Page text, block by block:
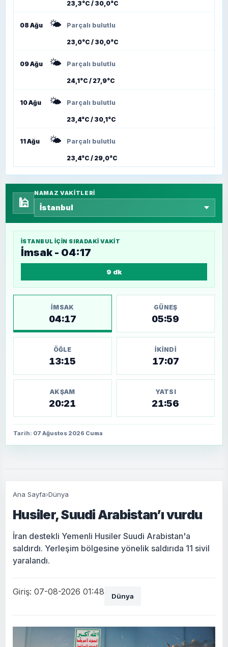
23,3°C / 30,0°C
08 Ağu 🌤️ Parçalı bulutlu
23,0°C / 30,0°C
09 Ağu 🌤️ Parçalı bulutlu
24,1°C / 27,9°C
10 Ağu 🌤️ Parçalı bulutlu
23,4°C / 30,1°C
11 Ağu 🌤️ Parçalı bulutlu
23,4°C / 29,0°C
🕌
NAMAZ VAKITLERI
İSTANBUL IÇIN SIRADAKI VAKIT
İmsak - 04:17
9 dk
İMSAK
04:17
GÜNEŞ
05:59
ÖĞLE
13:15
İKINDI
17:07
AKŞAM
20:21
YATSI
21:56
Tarih: 07 Ağustos 2026 Cuma
Ana Sayfa›Dünya
Husiler, Suudi Arabistan’ı vurdu
İran destekli Yemenli Husiler Suudi Arabistan'a
saldırdı. Yerleşim bölgesine yönelik saldırıda 11 sivil
yaralandı.
Giriş: 07-08-2026 01:48 Dünya